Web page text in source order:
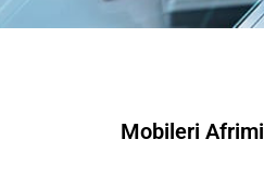
Mobileri Afrimi